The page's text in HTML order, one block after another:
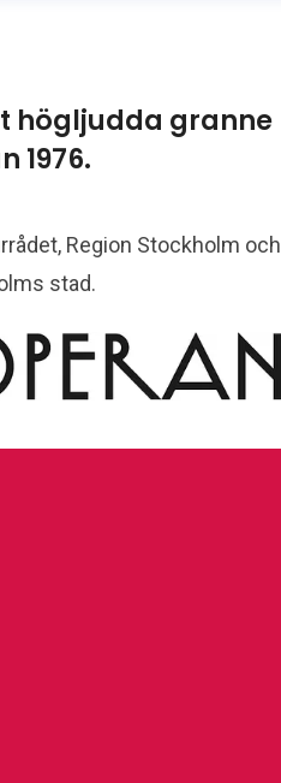
högljudda granne
1976.
Region Stockholm och
stad.